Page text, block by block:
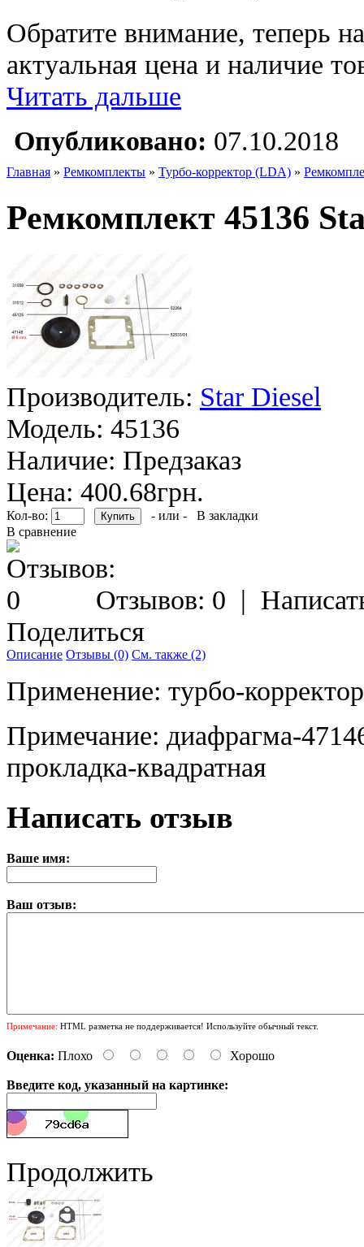
Обратите внимание, теперь
актуальная цена и наличие
Читать дальше
Опубликовано: 07.10.2018
Главная » Ремкомплекты » Турбо-корректор (LDA) »
Ремкомплект 45136
Производитель: Star Diesel
Модель: 45136
Наличие: Предзаказ
Цена: 400.68грн.
Кол-во: - или -
В закладки
В сравнение
Отзывов: 0 |
Поделиться
Описание Отзывы (0) См. также (2)
Применение: турбо-
Примечание: диафрагма-
прокладка-квадратная
Написать отзыв
Ваше имя:
Ваш отзыв:
Примечание: HTML разметка не поддерживается! Используйте обычный текст.
Оценка: Плохо Хорошо
Введите код, указанный на картинке:
Продолжить